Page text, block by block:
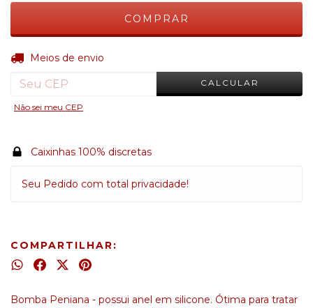
Entregas para o CEP:
Meios de envio
CALCULAR
Não sei meu CEP
Caixinhas 100% discretas
Seu Pedido com total privacidade!
COMPARTILHAR:
Bomba Peniana - possui anel em silicone. Ótima para tratar